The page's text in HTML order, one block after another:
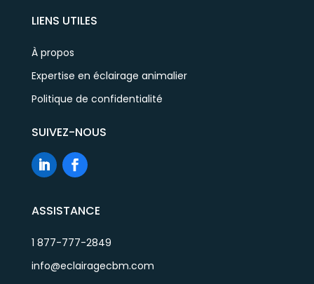
LIENS UTILES
À propos
Expertise en éclairage animalier
Politique de confidentialité
SUIVEZ-NOUS
ASSISTANCE
1 877-777-2849
info@eclairagecbm.com